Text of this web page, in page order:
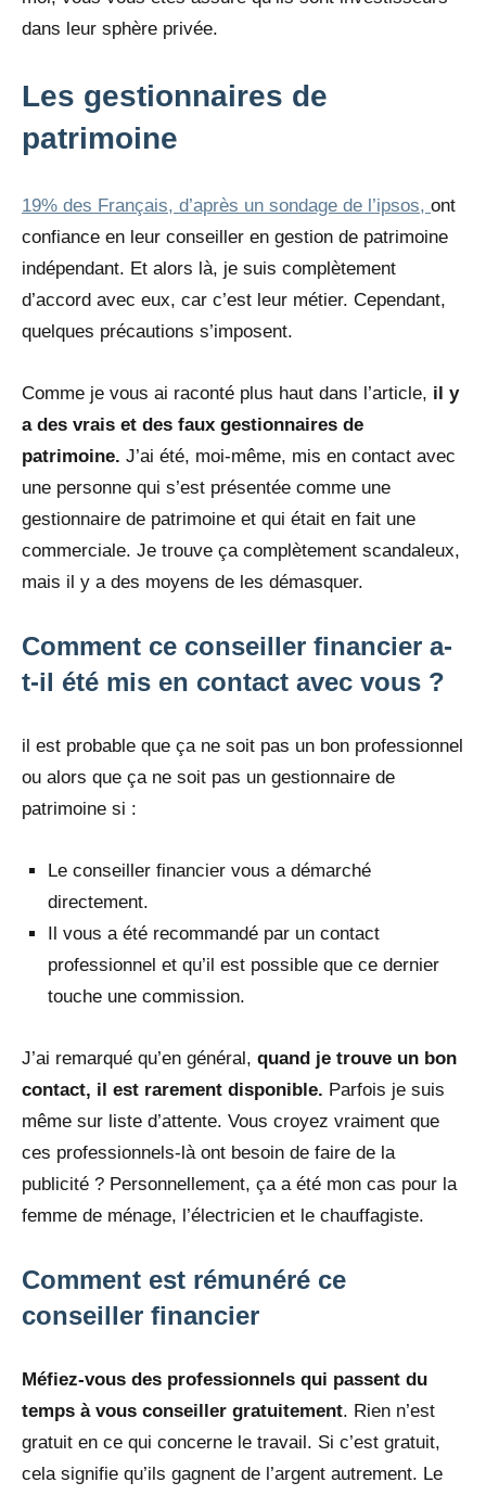
dans leur sphère privée.
Les gestionnaires de
patrimoine
19% des Français, d’après un sondage de l’ipsos, ont
confiance en leur conseiller en gestion de patrimoine
indépendant. Et alors là, je suis complètement
d’accord avec eux, car c’est leur métier. Cependant,
quelques précautions s’imposent.
Comme je vous ai raconté plus haut dans l’article, il y
a des vrais et des faux gestionnaires de
patrimoine. J’ai été, moi-même, mis en contact avec
une personne qui s’est présentée comme une
gestionnaire de patrimoine et qui était en fait une
commerciale. Je trouve ça complètement scandaleux,
mais il y a des moyens de les démasquer.
Comment ce conseiller financier a-
t-il été mis en contact avec vous ?
il est probable que ça ne soit pas un bon professionnel
ou alors que ça ne soit pas un gestionnaire de
patrimoine si :
Le conseiller financier vous a démarché
directement.
Il vous a été recommandé par un contact
professionnel et qu’il est possible que ce dernier
touche une commission.
J’ai remarqué qu’en général, quand je trouve un bon
contact, il est rarement disponible. Parfois je suis
même sur liste d’attente. Vous croyez vraiment que
ces professionnels-là ont besoin de faire de la
publicité ? Personnellement, ça a été mon cas pour la
femme de ménage, l’électricien et le chauffagiste.
Comment est rémunéré ce
conseiller financier
Méfiez-vous des professionnels qui passent du
temps à vous conseiller gratuitement. Rien n’est
gratuit en ce qui concerne le travail. Si c’est gratuit,
cela signifie qu’ils gagnent de l’argent autrement. Le